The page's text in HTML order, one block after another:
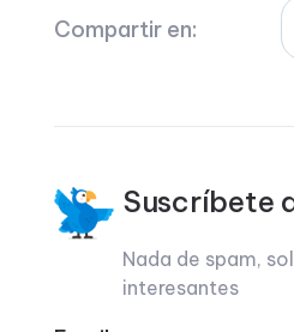
Compartir en:
Suscríbete
Nada de spam,
interesantes